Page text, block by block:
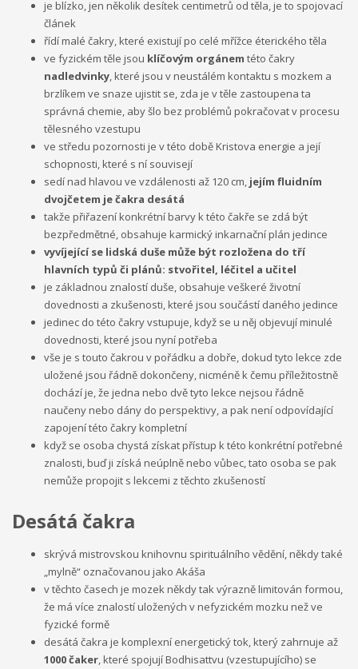
je blízko, jen několik desítek centimetrů od těla, je to spojovací
článek
řídí malé čakry, které existují po celé mřížce éterického těla
ve fyzickém těle jsou klíčovým orgánem této čakry
nadledvinky, které jsou v neustálém kontaktu s mozkem a
brzlíkem ve snaze ujistit se, zda je v těle zastoupena ta
správná chemie, aby šlo bez problémů pokračovat v procesu
tělesného vzestupu
ve středu pozornosti je v této době Kristova energie a její
schopnosti, které s ní souvisejí
sedí nad hlavou ve vzdálenosti až 120 cm, jejím fluidním
dvojčetem je čakra desátá
takže přiřazení konkrétní barvy k této čakře se zdá být
bezpředmětné, obsahuje karmický inkarnační plán jedince
vyvíjející se lidská duše může být rozložena do tří
hlavních typů či plánů: stvořitel, léčitel a učitel
je základnou znalostí duše, obsahuje veškeré životní
dovednosti a zkušenosti, které jsou součástí daného jedince
jedinec do této čakry vstupuje, když se u něj objevují minulé
dovednosti, které jsou nyní potřeba
vše je s touto čakrou v pořádku a dobře, dokud tyto lekce zde
uložené jsou řádně dokončeny, nicméně k čemu příležitostně
dochází je, že jedna nebo dvě tyto lekce nejsou řádně
naučeny nebo dány do perspektivy, a pak není odpovídající
zapojení této čakry kompletní
když se osoba chystá získat přístup k této konkrétní potřebné
znalosti, buď ji získá neúplně nebo vůbec, tato osoba se pak
nemůže propojit s lekcemi z těchto zkušeností
Desátá čakra
skrývá mistrovskou knihovnu spirituálního vědění, někdy také
„mylně“ označovanou jako Akáša
v těchto časech je mozek někdy tak výrazně limitován formou,
že má více znalostí uložených v nefyzickém mozku než ve
fyzické formě
desátá čakra je komplexní energetický tok, který zahrnuje až
1000 čaker, které spojují Bodhisattvu (vzestupujícího) se